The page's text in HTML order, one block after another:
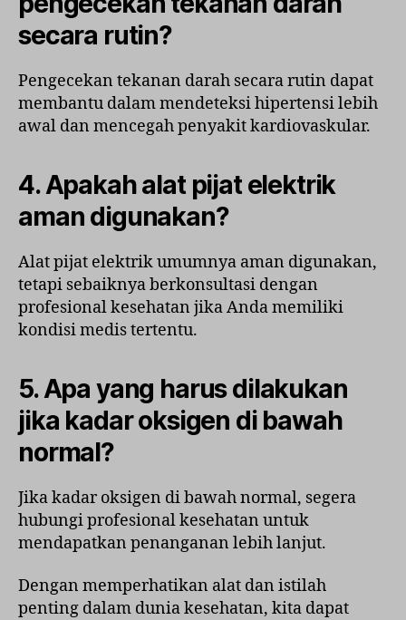
secara rutin?
Pengecekan tekanan darah secara rutin dapat
membantu dalam mendeteksi hipertensi lebih
awal dan mencegah penyakit kardiovaskular.
4. Apakah alat pijat elektrik
aman digunakan?
Alat pijat elektrik umumnya aman digunakan,
tetapi sebaiknya berkonsultasi dengan
profesional kesehatan jika Anda memiliki
kondisi medis tertentu.
5. Apa yang harus dilakukan
jika kadar oksigen di bawah
normal?
Jika kadar oksigen di bawah normal, segera
hubungi profesional kesehatan untuk
mendapatkan penanganan lebih lanjut.
Dengan memperhatikan alat dan istilah
penting dalam dunia kesehatan, kita dapat